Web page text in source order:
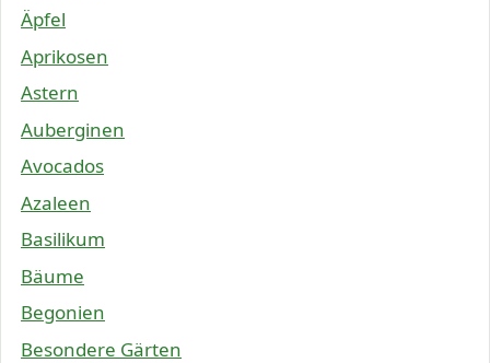
Äpfel
Aprikosen
Astern
Auberginen
Avocados
Azaleen
Basilikum
Bäume
Begonien
Besondere Gärten